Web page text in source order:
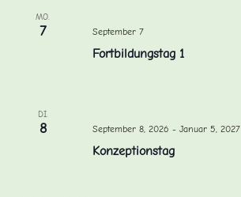
MO.
7 September 7
Fortbildungstag 1
DI.
8 September 8, 2026 - Januar 5, 2027
Konzeptionstag